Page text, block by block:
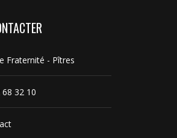
Fraternité - Pîtres
32 10